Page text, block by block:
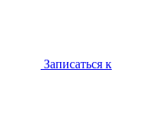
Записаться к